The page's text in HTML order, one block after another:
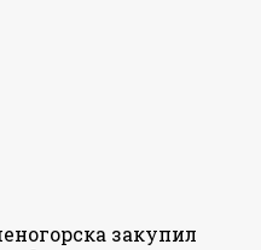
закупил